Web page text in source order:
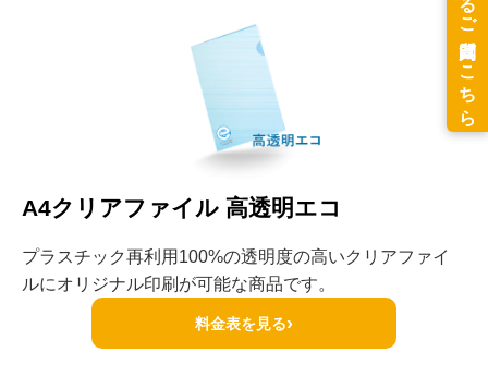
A4クリアファイル 高透明エコ
プラスチック再利用100%の透明度の高いクリアファイ
ルにオリジナル印刷が可能な商品です。
料金表を見る›